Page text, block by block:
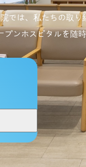
ーション、介護サー
言を求める場合
関する事務およびそ
出、照会への回答
では、私たちの取り
プンホスピタルを随